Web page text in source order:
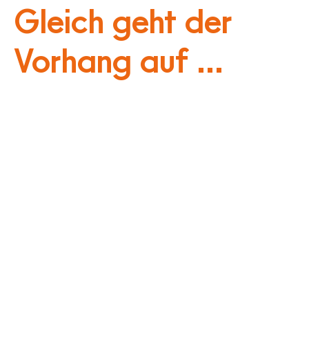
Gleich geht der
Vorhang auf ...